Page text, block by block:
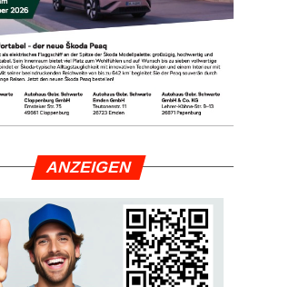
ANZEI­GEN